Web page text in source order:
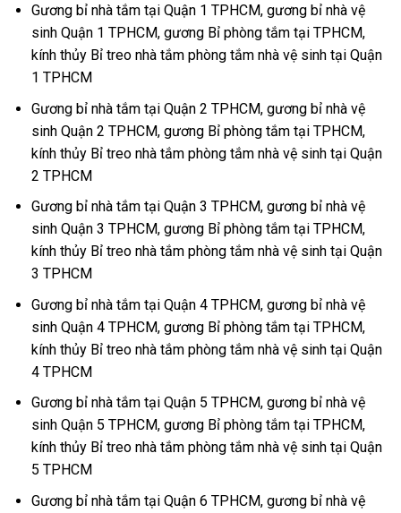
Gương bỉ nhà tắm tại Quận 1 TPHCM, gương bỉ nhà vệ
sinh Quận 1 TPHCM, gương Bỉ phòng tắm tại TPHCM,
kính thủy Bỉ treo nhà tắm phòng tắm nhà vệ sinh tại Quận
1 TPHCM
Gương bỉ nhà tắm tại Quận 2 TPHCM, gương bỉ nhà vệ
sinh Quận 2 TPHCM, gương Bỉ phòng tắm tại TPHCM,
kính thủy Bỉ treo nhà tắm phòng tắm nhà vệ sinh tại Quận
2 TPHCM
Gương bỉ nhà tắm tại Quận 3 TPHCM, gương bỉ nhà vệ
sinh Quận 3 TPHCM, gương Bỉ phòng tắm tại TPHCM,
kính thủy Bỉ treo nhà tắm phòng tắm nhà vệ sinh tại Quận
3 TPHCM
Gương bỉ nhà tắm tại Quận 4 TPHCM, gương bỉ nhà vệ
sinh Quận 4 TPHCM, gương Bỉ phòng tắm tại TPHCM,
kính thủy Bỉ treo nhà tắm phòng tắm nhà vệ sinh tại Quận
4 TPHCM
Gương bỉ nhà tắm tại Quận 5 TPHCM, gương bỉ nhà vệ
sinh Quận 5 TPHCM, gương Bỉ phòng tắm tại TPHCM,
kính thủy Bỉ treo nhà tắm phòng tắm nhà vệ sinh tại Quận
5 TPHCM
Gương bỉ nhà tắm tại Quận 6 TPHCM, gương bỉ nhà vệ